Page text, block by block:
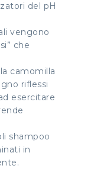
del pH
vengono
che
camomilla
riflessi
esercitare
shampoo
in